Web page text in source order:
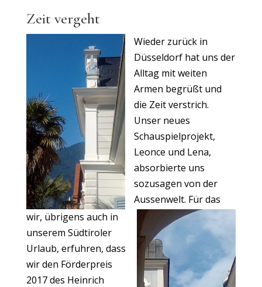
Zeit vergeht
Wieder zurück in
Düsseldorf hat uns der
Alltag mit weiten
Armen begrüßt und
die Zeit verstrich.
Unser neues
Schauspielprojekt,
Leonce und Lena,
absorbierte uns
sozusagen von der
Aussenwelt. Für das
wir, übrigens auch in
unserem Südtiroler
Urlaub, erfuhren, dass
wir den Förderpreis
2017 des Heinrich